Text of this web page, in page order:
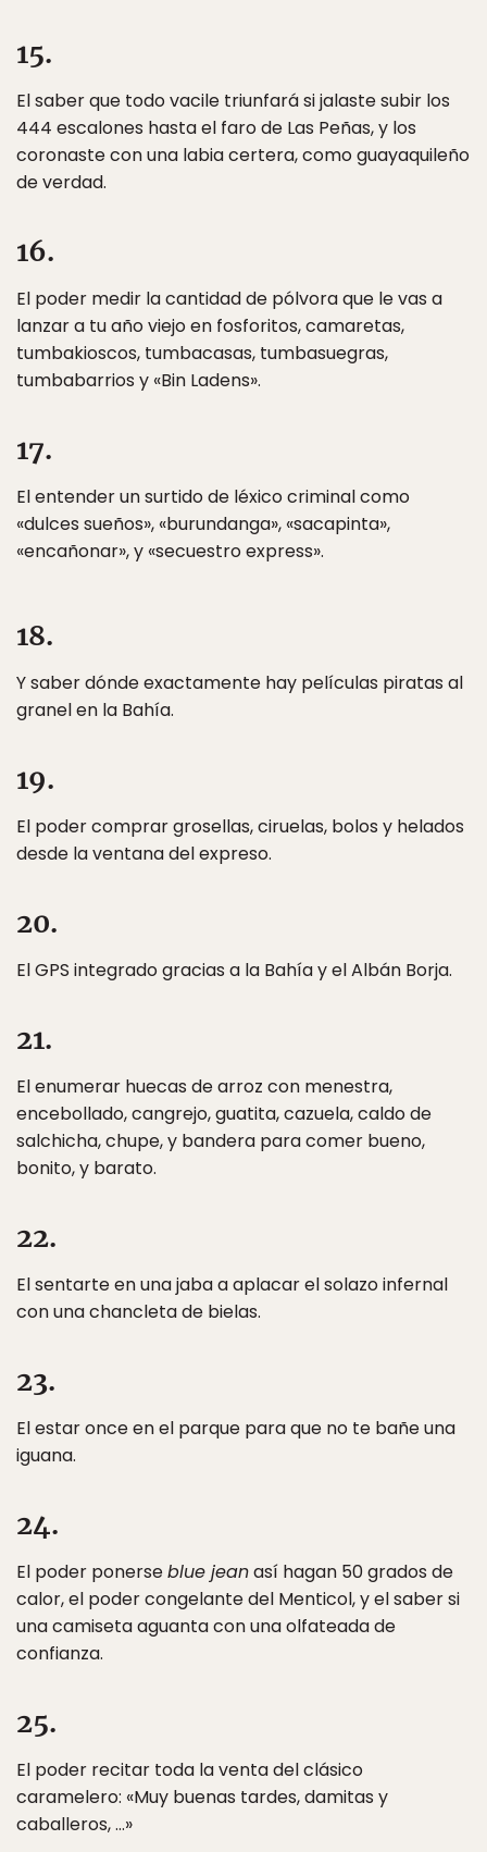
15.
El saber que todo vacile triunfará si jalaste subir los
444 escalones hasta el faro de Las Peñas, y los
coronaste con una labia certera, como guayaquileño
de verdad.
16.
El poder medir la cantidad de pólvora que le vas a
lanzar a tu año viejo en fosforitos, camaretas,
tumbakioscos, tumbacasas, tumbasuegras,
tumbabarrios y «Bin Ladens».
17.
El entender un surtido de léxico criminal como
«dulces sueños», «burundanga», «sacapinta»,
«encañonar», y «secuestro express».
18.
Y saber dónde exactamente hay películas piratas al
granel en la Bahía.
19.
El poder comprar grosellas, ciruelas, bolos y helados
desde la ventana del expreso.
20.
El GPS integrado gracias a la Bahía y el Albán Borja.
21.
El enumerar huecas de arroz con menestra,
encebollado, cangrejo, guatita, cazuela, caldo de
salchicha, chupe, y bandera para comer bueno,
bonito, y barato.
22.
El sentarte en una jaba a aplacar el solazo infernal
con una chancleta de bielas.
23.
El estar once en el parque para que no te bañe una
iguana.
24.
El poder ponerseblue jeanasí hagan 50 grados de
calor, el poder congelante del Menticol, y el saber si
una camiseta aguanta con una olfateada de
confianza.
25.
El poder recitar toda la venta del clásico
caramelero: «Muy buenas tardes, damitas y
caballeros, …»